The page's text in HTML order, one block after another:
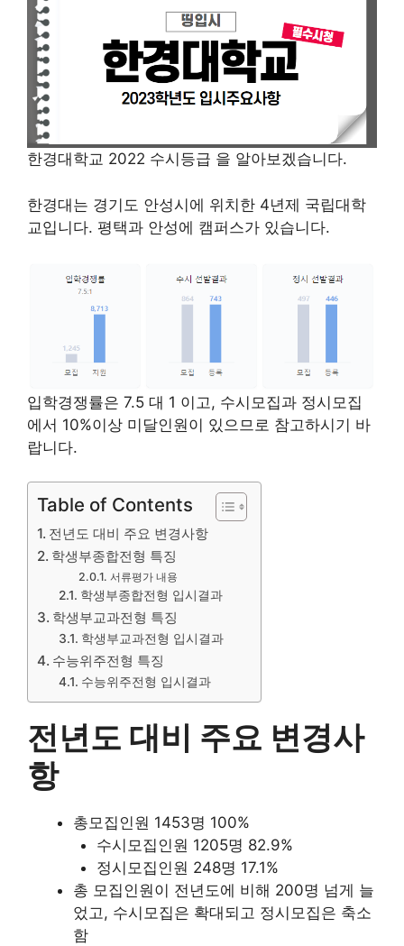
한경대학교 2022 수시등급 을 알아보겠습니다.
한경대는 경기도 안성시에 위치한 4년제 국립대학
교입니다. 평택과 안성에 캠퍼스가 있습니다.
입학경쟁률은 7.5 대 1 이고, 수시모집과 정시모집
에서 10%이상 미달인원이 있으므로 참고하시기 바
랍니다.
Table of Contents
전년도 대비 주요 변경사항
학생부종합전형 특징
서류평가 내용
학생부종합전형 입시결과
학생부교과전형 특징
학생부교과전형 입시결과
수능위주전형 특징
수능위주전형 입시결과
전년도 대비 주요 변경사
항
총모집인원 1453명 100%
수시모집인원 1205명 82.9%
정시모집인원 248명 17.1%
총 모집인원이 전년도에 비해 200명 넘게 늘
었고, 수시모집은 확대되고 정시모집은 축소
함